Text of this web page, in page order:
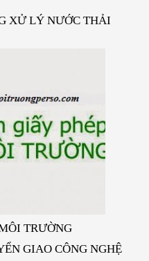
XỬ LÝ NƯỚC THẢI
TRƯỜNG
GIAO CÔNG NGHỆ